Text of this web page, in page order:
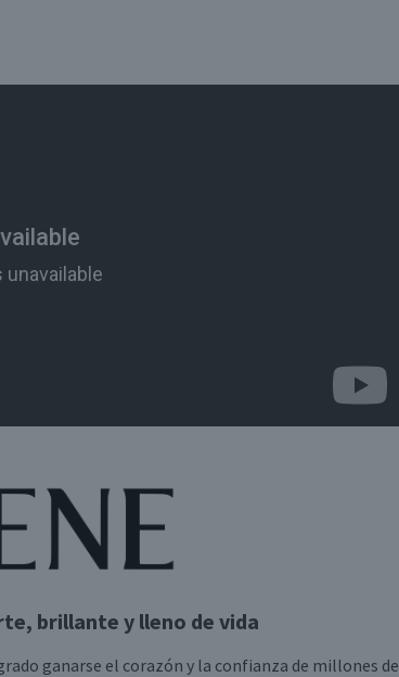
brillante y lleno de vida
ganarse el corazón y la confianza de millones de